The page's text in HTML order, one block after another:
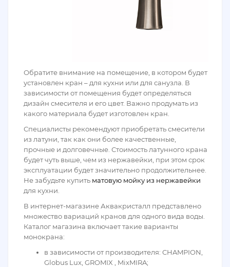
Обратите внимание на помещение, в котором будет
установлен кран – для кухни или для санузла. В
зависимости от помещения будет определяться
дизайн смесителя и его цвет. Важно продумать из
какого материала будет изготовлен кран.
Специалисты рекомендуют приобретать смесители
из латуни, так как они более качественные,
прочные и долговечные. Стоимость латунного крана
будет чуть выше, чем из нержавейки, при этом срок
эксплуатации будет значительно продолжительнее.
Не забудьте купить матовую мойку из нержавейки
для кухни.
В интернет-магазине Аквакристалл представлено
множество вариаций кранов для одного вида воды.
Каталог магазина включает такие варианты
монокрана:
в зависимости от производителя: CHAMPION,
Globus Lux, GROMIX , MixMIRA;